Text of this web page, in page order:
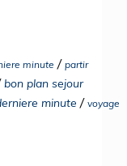
minute / partir
bon plan sejour
minute / voyage